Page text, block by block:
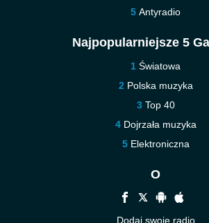
Antyradio
Najpopularniejsze 5
Światowa
Polska muzyka
Top 40
Dojrzała muzyka
Elektroniczna
O
Dodaj swoje radio